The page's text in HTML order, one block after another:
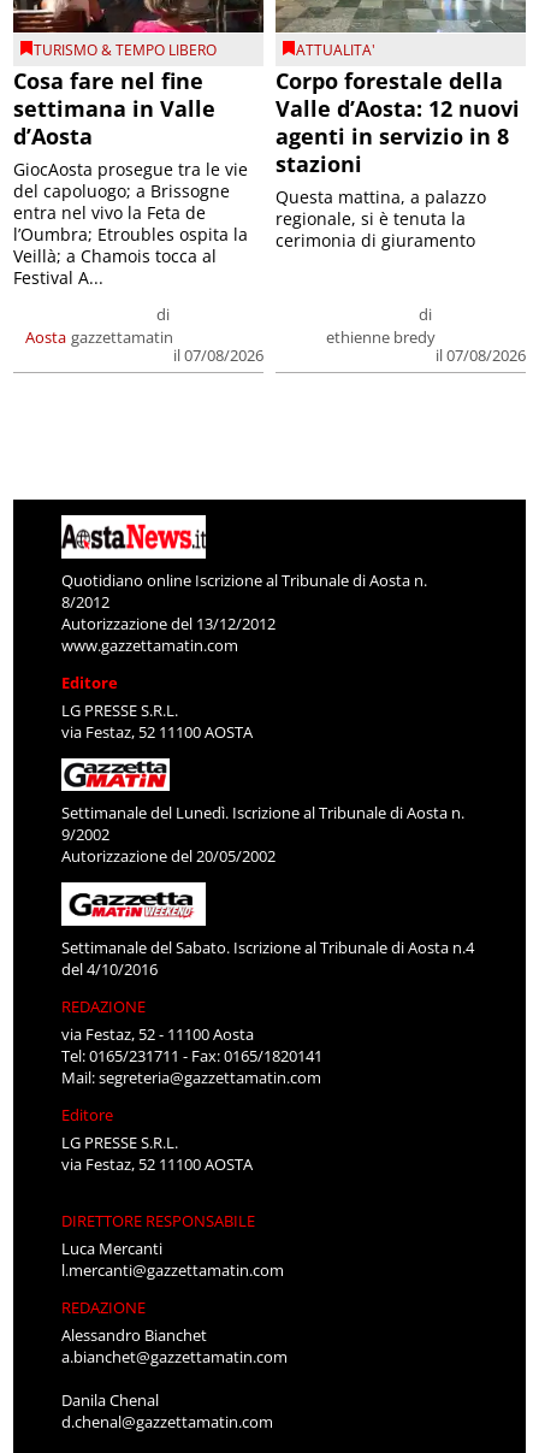
TURISMO & TEMPO LIBERO
Cosa fare nel fine
settimana in Valle
d’Aosta
Aosta
di
gazzettamatin
il 07/08/2026
GiocAosta prosegue tra le vie
del capoluogo; a Brissogne
entra nel vivo la Feta de
l’Oumbra; Etroubles ospita la
Veillà; a Chamois tocca al
Festival A...
ATTUALITA'
Corpo forestale della
Valle d’Aosta: 12 nuovi
agenti in servizio in 8
stazioni
di
ethienne bredy
il 07/08/2026
Questa mattina, a palazzo
regionale, si è tenuta la
cerimonia di giuramento
Quotidiano online Iscrizione al Tribunale di Aosta n.
8/2012
Autorizzazione del 13/12/2012
www.gazzettamatin.com
Editore
LG PRESSE S.R.L.
via Festaz, 52 11100 AOSTA
Settimanale del Lunedì. Iscrizione al Tribunale di Aosta n.
9/2002
Autorizzazione del 20/05/2002
Settimanale del Sabato. Iscrizione al Tribunale di Aosta n.4
del 4/10/2016
REDAZIONE
via Festaz, 52 - 11100 Aosta
Tel: 0165/231711 - Fax: 0165/1820141
Mail:segreteria@gazzettamatin.com
Editore
LG PRESSE S.R.L.
via Festaz, 52 11100 AOSTA
DIRETTORE RESPONSABILE
Luca Mercanti
l.mercanti@gazzettamatin.com
REDAZIONE
Alessandro Bianchet
a.bianchet@gazzettamatin.com
Danila Chenal
d.chenal@gazzettamatin.com